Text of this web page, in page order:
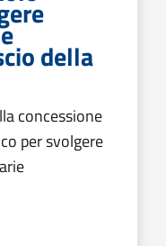
della
concessione
per svolgere